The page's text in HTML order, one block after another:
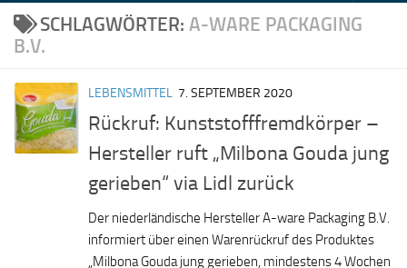
SCHLAGWÖRTER: A-WARE PACKAGING
B.V.
LEBENSMITTEL 7. SEPTEMBER 2020
Rückruf: Kunststofffremdkörper –
Hersteller ruft „Milbona Gouda jung
gerieben“ via Lidl zurück
Der niederländische Hersteller A-ware Packaging B.V.
informiert über einen Warenrückruf des Produktes
„Milbona Gouda jung gerieben, mindestens 4 Wochen